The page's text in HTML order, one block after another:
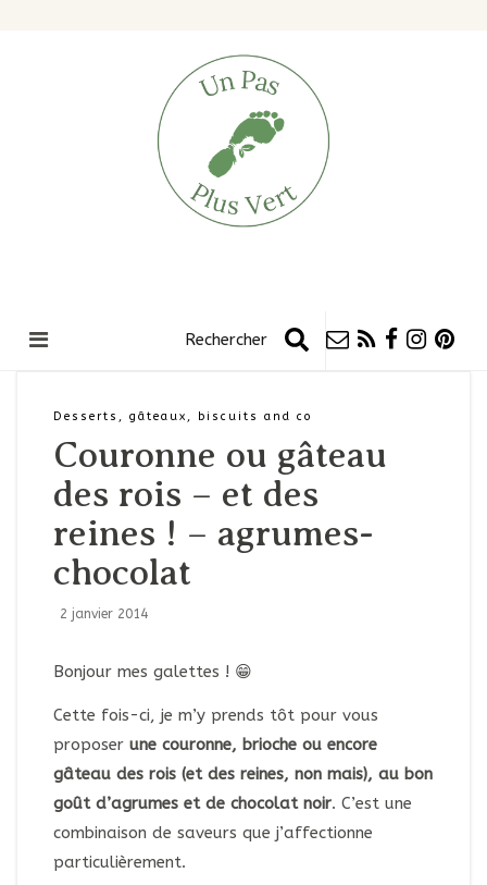
Desserts, gâteaux, biscuits and co
Couronne ou gâteau
des rois – et des
reines ! – agrumes-
chocolat
2 janvier 2014
Bonjour mes galettes ! 😁
Cette fois-ci, je m’y prends tôt pour vous
proposer une couronne, brioche ou encore
gâteau des rois (et des reines, non mais), au bon
goût d’agrumes et de chocolat noir. C’est une
combinaison de saveurs que j’affectionne
particulièrement.